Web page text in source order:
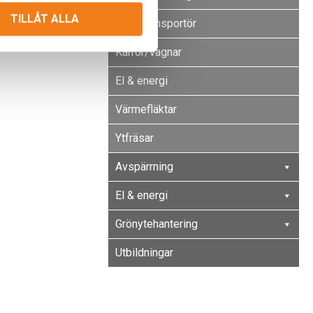
TILLÅT ALLA Tegeltransportör
Kärror/vagnar
El & energi
Värmefläktar
Ytfräsar
Avspärrning
El & energi
Grönytehantering
Utbildningar